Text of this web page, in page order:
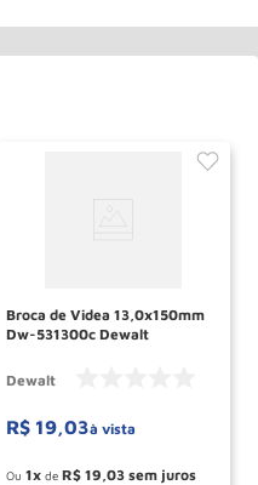
Broca de Videa 13,0x150mm
Dw-531300c Dewalt
Dewalt
R$ 19,03à vista
Ou 1 de R$ 19 03